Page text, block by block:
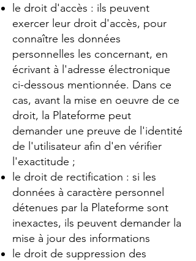
le droit d'accès : ils peuvent
exercer leur droit d'accès, pour
connaître les données
personnelles les concernant, en
écrivant à l'adresse électronique
ci-dessous mentionnée. Dans ce
cas, avant la mise en oeuvre de ce
droit, la Plateforme peut
demander une preuve de l'identité
de l'utilisateur afin d'en vérifier
l'exactitude ;
le droit de rectification : si les
données à caractère personnel
détenues par la Plateforme sont
inexactes, ils peuvent demander la
mise à jour des informations
le droit de suppression des